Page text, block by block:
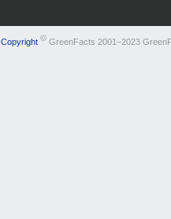
Copyright ©GreenFacts 2001–2023